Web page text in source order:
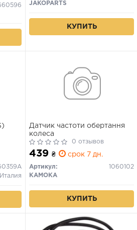
JAKOPARTS
КУПИТЬ
Италия
Датчик частоти обертання
колеса
0 отзывов
439 ₴ срок 7 дн.
Артикул:
1060102
KAMOKA
КУПИТЬ